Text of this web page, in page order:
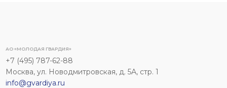
АО «МОЛОДАЯ ГВАРДИЯ»
+7 (495) 787-62-88
Москва, ул. Новодмитровская, д. 5А, стр. 1
info@gvardiya.ru